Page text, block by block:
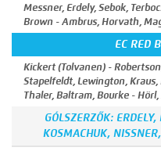
Messner, Erdely, Sebok,
Brown - Ambrus, Horvath,
EC RED
Kickert (Tolvanen) -
Stapelfeldt, Lewington, Kraus,
Thaler, Baltram, Bourke -
GÓLSZERZŐK:
KOSMACHUK,